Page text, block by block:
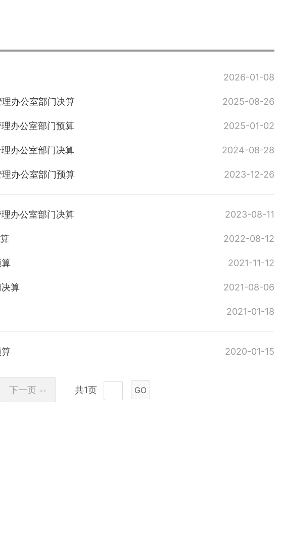
2026-01-08
办公室部门决算 2025-08-26
办公室部门预算 2025-01-02
办公室部门决算 2024-08-28
办公室部门预算 2023-12-26
办公室部门决算 2023-08-11
2022-08-12
2021-11-12
算 2021-08-06
2021-01-18
2020-01-15
下一页 >> 共1页 GO